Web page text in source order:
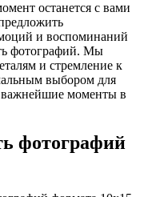
останется с вами
и воспоминаний
фотографий. Мы
и стремление к
выбором для
важнейшие моменты в
фотографий